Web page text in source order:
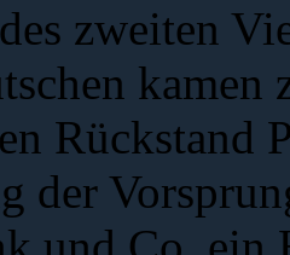
zweiten
kamen
Rückstand
der